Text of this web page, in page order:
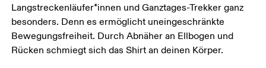
Langstreckenläufer*innen und Ganztages-Trekker ganz
besonders. Denn es ermöglicht uneingeschränkte
Bewegungsfreiheit. Durch Abnäher an Ellbogen und
Rücken schmiegt sich das Shirt an deinen Körper.